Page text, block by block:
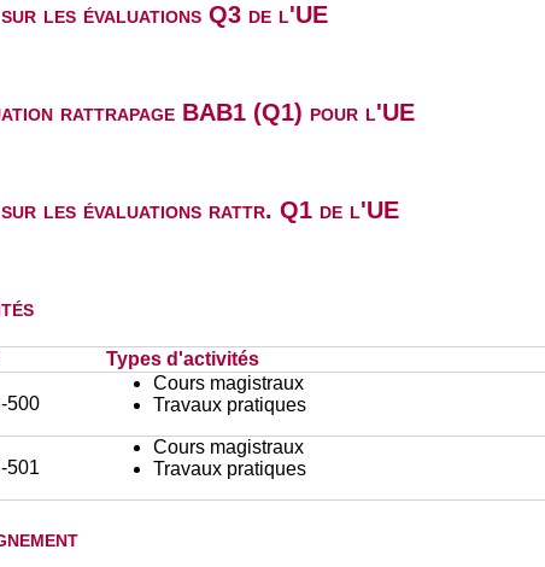
sur les évaluations Q3 de l'UE
rattrapage BAB1 (Q1) pour l'UE
sur les évaluations rattr. Q1 de l'UE
Types d'activités
500
Cours magistraux
Travaux pratiques
501
Cours magistraux
Travaux pratiques